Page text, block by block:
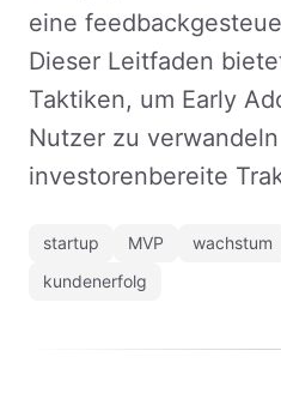
eine
Dieser Leitfaden
Taktiken, um Early
Nutzer zu
investorenbereite
startup MVP wachstum
kundenerfolg